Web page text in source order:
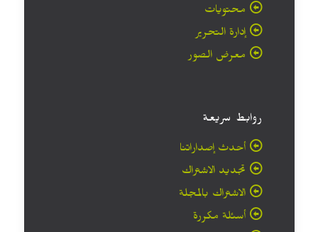
محتويات
إدارة التحرير
معرض الصور
روابط سريعة
أحدث إصداراتنا
تجديد الاشتراك
الاشتراك بالمجلة
أسئلة مكررة